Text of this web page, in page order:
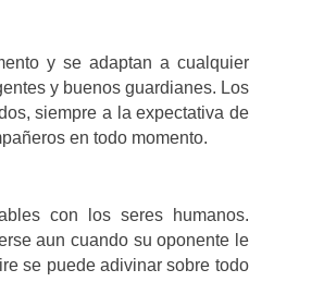
y se adaptan a cualquier
y buenos guardianes. Los
siempre a la expectativa de
en todo momento.
con los seres humanos.
aun cuando su oponente le
se puede adivinar sobre todo